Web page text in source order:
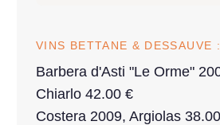
VINS BETTANE & DESSAUVE :
Barbera d'Asti "Le Orme"
Chiarlo 42.00 €
Costera 2009, Argiolas